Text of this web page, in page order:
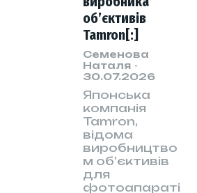
об’єктивів
Tamron[:]
Семенова
Наталя -
30.07.2026
Японська
компанія
Tamron,
відома
виробництво
м об'єктивів
для
фотоапараті